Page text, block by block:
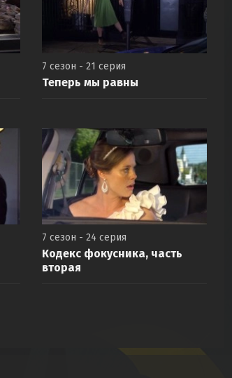
7 сезон - 21 серия
Теперь мы равны
7 сезон - 24 серия
Кодекс фокусника, часть
вторая